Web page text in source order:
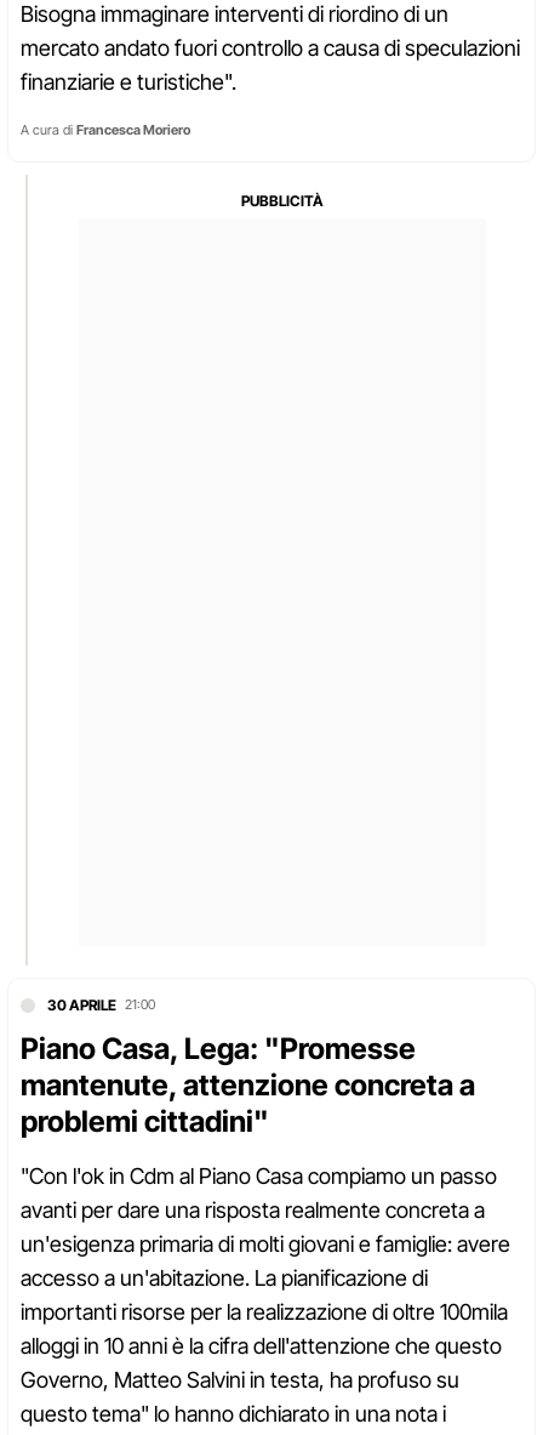
Bisogna immaginare interventi di riordino di un
mercato andato fuori controllo a causa di speculazioni
finanziarie e turistiche".
A cura di Francesca Moriero
30 APRILE 21:00
Piano Casa, Lega: "Promesse
mantenute, attenzione concreta a
problemi cittadini"
"Con l'ok in Cdm al Piano Casa compiamo un passo
avanti per dare una risposta realmente concreta a
un'esigenza primaria di molti giovani e famiglie: avere
accesso a un'abitazione. La pianificazione di
importanti risorse per la realizzazione di oltre 100mila
alloggi in 10 anni è la cifra dell'attenzione che questo
Governo, Matteo Salvini in testa, ha profuso su
questo tema" lo hanno dichiarato in una nota i